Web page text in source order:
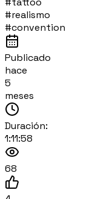
#realismo
#convention
Publicado
hace
5
meses
Duración:
1:11:58
68